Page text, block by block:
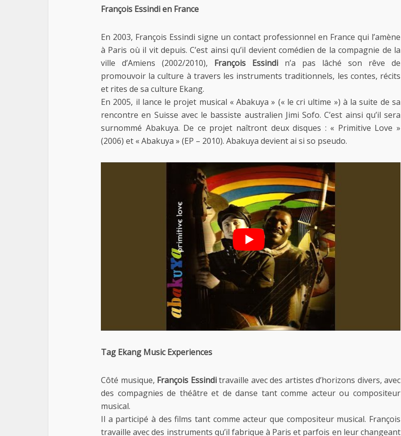
François Essindi en France
En 2003, François Essindi signe un contact professionnel en France qui l’amène
à Paris où il vit depuis. C’est ainsi qu’il devient comédien de la compagnie de la
ville d’Amiens (2002/2010), François Essindi n’a pas lâché son rêve de
promouvoir la culture à travers les instruments traditionnels, les contes, récits
et rites de sa culture Ekang.
En 2005, il lance le projet musical « Abakuya » (« le cri ultime ») à la suite de sa
rencontre en Suisse avec le bassiste australien Jimi Sofo. C’est ainsi qu’il sera
surnommé Abakuya. De ce projet naîtront deux disques : « Primitive Love »
(2006) et « Abakuya » (EP – 2010). Abakuya devient ai si so pseudo.
Tag Ekang Music Experiences
Côté musique, François Essinditravaille avec des artistes d’horizons divers, avec
des compagnies de théâtre et de danse tant comme acteur ou compositeur
musical.
Il a participé à des films tant comme acteur que compositeur musical. François
travaille avec des instruments qu’il fabrique à Paris et parfois en leur changeant